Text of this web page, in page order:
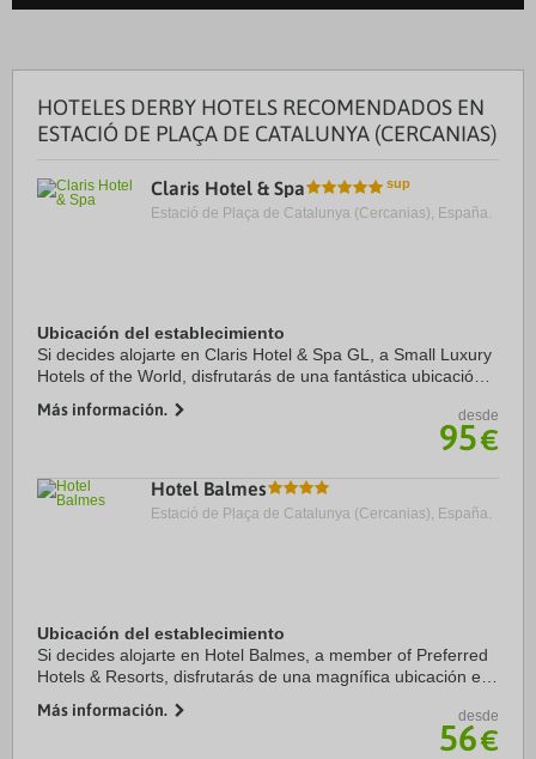
HOTELES DERBY HOTELS RECOMENDADOS EN
ESTACIÓ DE PLAÇA DE CATALUNYA (CERCANIAS)
Claris Hotel & Spa
Estació de Plaça de Catalunya (Cercanias), España.
Ubicación del establecimiento
Si decides alojarte en Claris Hotel & Spa GL, a Small Luxury
Hotels of the World, disfrutarás de una fantástica ubicación
Paseo de Gracia y Casa ...
Más información. desde
95€
Hotel Balmes
Estació de Plaça de Catalunya (Cercanias), España.
Ubicación del establecimiento
Si decides alojarte en Hotel Balmes, a member of Preferred
Hotels & Resorts, disfrutarás de una magnífica ubicación en
Casa Milà y Paseo de Gracia. ...
Más información. desde
56€